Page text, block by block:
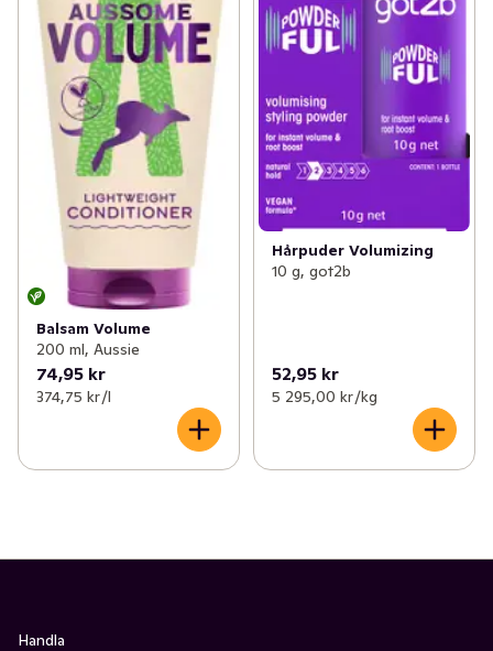
Balsam Volume
200 ml, Aussie
74,95 kr
374,75 kr /l
Hårpuder Volumizing
10 g, got2b
52,95 kr
5 295,00 kr /kg
Handla